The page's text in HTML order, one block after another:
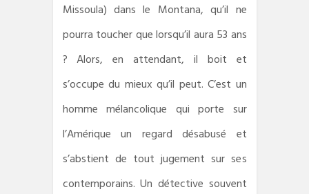
Missoula) dans le Montana, qu’il ne
pourra toucher que lorsqu’il aura 53 ans
? Alors, en attendant, il boit et
s’occupe du mieux qu’il peut. C’est un
homme mélancolique qui porte sur
l’Amérique un regard désabusé et
s’abstient de tout jugement sur ses
contemporains. Un détective souvent